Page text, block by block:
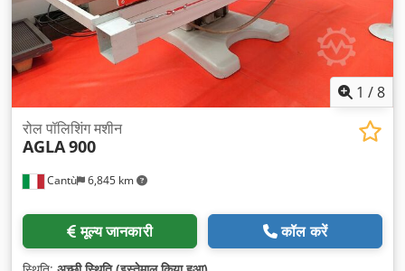
1 /8
Cantù 6,845 km
रोल पॉलिशिंग मशीन
AGLA900
मूल्य जानकारी कॉल करें